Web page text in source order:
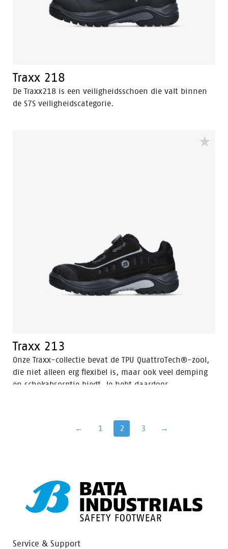
Traxx 218
De Traxx218 is een veiligheidsschoen die valt binnen
de S7S veiligheidscategorie.
Traxx 213
Onze Traxx-collectie bevat de TPU QuattroTech®-zool,
die niet alleen erg flexibel is, maar ook veel demping
en schokabsorptie biedt. Je hebt daardoor
← 1 2 3 →
Service & Support